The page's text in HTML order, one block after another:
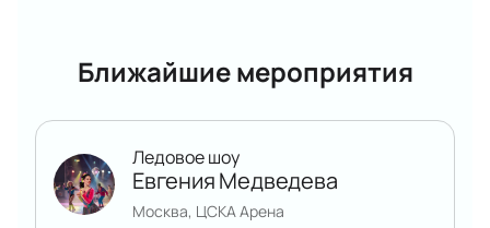
Ближайшие мероприятия
Ледовое шоу
Евгения Медведева
Москва, ЦСКА Арена